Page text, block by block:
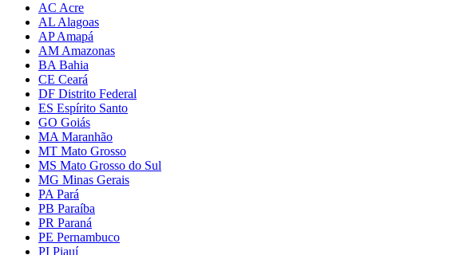
AC Acre
AL Alagoas
AP Amapá
AM Amazonas
BA Bahia
CE Ceará
DF Distrito Federal
ES Espírito Santo
GO Goiás
MA Maranhão
MT Mato Grosso
MS Mato Grosso do Sul
MG Minas Gerais
PA Pará
PB Paraíba
PR Paraná
PE Pernambuco
PI Piauí